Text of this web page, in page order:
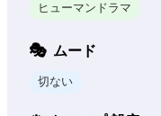
ヒューマンドラマ
ムード
切ない